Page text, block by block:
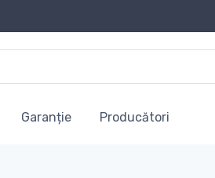
Garanție Producători